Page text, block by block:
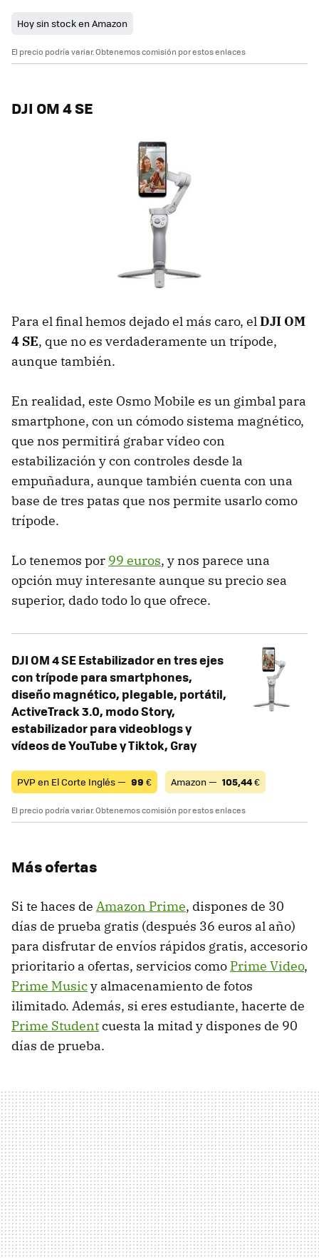
Hoy sin stock en Amazon
El precio podría variar. Obtenemos comisión por estos enlaces
DJI OM 4 SE
Para el final hemos dejado el más caro, elDJI OM
4 SE, que no es verdaderamente un trípode,
aunque también.
En realidad, este Osmo Mobile es un gimbal para
smartphone, con un cómodo sistema magnético,
que nos permitirá grabar vídeo con
estabilización y con controles desde la
empuñadura, aunque también cuenta con una
base de tres patas que nos permite usarlo como
trípode.
Lo tenemos por 99 euros, y nos parece una
opción muy interesante aunque su precio sea
superior, dado todo lo que ofrece.
DJI OM 4 SE Estabilizador en tres ejes
con trípode para smartphones,
diseño magnético, plegable, portátil,
ActiveTrack 3.0, modo Story,
estabilizador para videoblogs y
vídeos de YouTube y Tiktok, Gray
PVP en El Corte Inglés — 99 € Amazon — 105,44€
El precio podría variar. Obtenemos comisión por estos enlaces
Más ofertas
Si te haces de Amazon Prime, dispones de 30
días de prueba gratis (después 36 euros al año)
para disfrutar de envíos rápidos gratis, accesorio
prioritario a ofertas, servicios como Prime Video,
Prime Musicy almacenamiento de fotos
ilimitado. Además, si eres estudiante, hacerte de
Prime Studentcuesta la mitad y dispones de 90
días de prueba.